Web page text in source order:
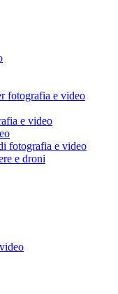
fotografia e video
e video
fotografia e video
e droni